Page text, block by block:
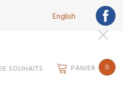
English
SOUHAITS PANIER 0